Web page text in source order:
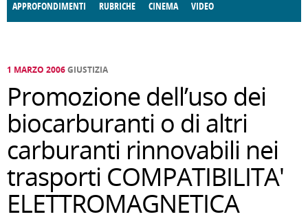
APPROFONDIMENTI
E SPETTACOLI POLITICA
RUBRICHE
DELLE IDEE FATTI DELLO SPIRITO
CINEMA VIDEO
1 MARZO 2006GIUSTIZIA
Promozione dell’uso dei
biocarburanti o di altri
carburanti rinnovabili nei
trasporti COMPATIBILITA'
ELETTROMAGNETICA